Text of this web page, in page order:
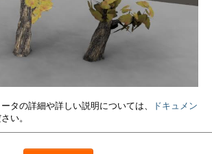
タの詳細や詳しい説明については、
ドキュメン
い。